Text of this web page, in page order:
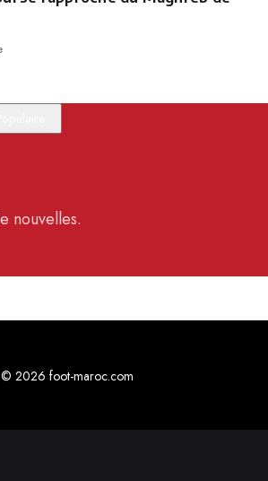
nouvelles.
© 2026 foot-maroc.com